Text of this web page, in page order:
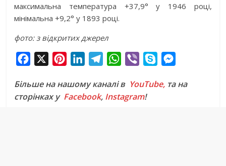
максимальна температура +37,9° у 1946 році,
мінімальна +9,2° у 1893 році.
фото: з відкритих джерел
c
e
n
t
n
k
l
e
W
a
t
b
e
y
s
Більше на нашому каналі в YouTube, та на
сторінках у Facebook, Instagram!